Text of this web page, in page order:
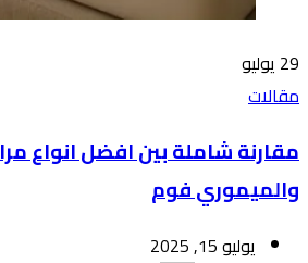
29 يوليو
مقالات
مقارنة شاملة بين افضل انواع
والميموري فوم
يوليو 15, 2025